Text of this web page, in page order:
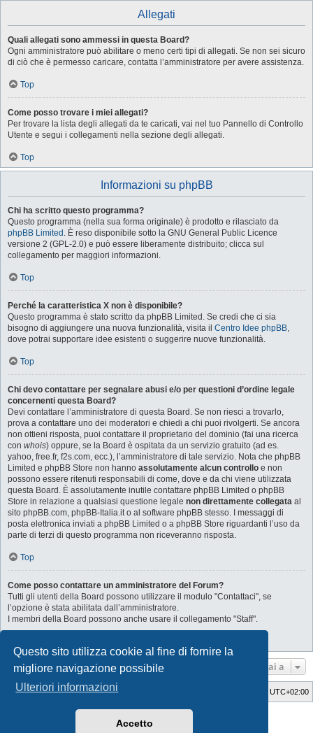
Questo sito utilizza cookie al fine di fornire la
migliore navigazione possibile
Ulteriori informazioni
Accetto
Allegati
Quali allegati sono ammessi in questa Board?
Ogni amministratore può abilitare o meno certi tipi di allegati. Se non sei sicuro
di ciò che è permesso caricare, contatta l’amministratore per avere assistenza.
Top
Come posso trovare i miei allegati?
Per trovare la lista degli allegati da te caricati, vai nel tuo Pannello di Controllo
Utente e segui i collegamenti nella sezione degli allegati.
Top
Informazioni su phpBB
Chi ha scritto questo programma?
Questo programma (nella sua forma originale) è prodotto e rilasciato da
phpBB Limited . È reso disponibile sotto la GNU General Public Licence
versione 2 (GPL-2.0) e può essere liberamente distribuito; clicca sul
collegamento per maggiori informazioni.
Top
Perché la caratteristica X non è disponibile?
Questo programma è stato scritto da phpBB Limited. Se credi che ci sia
bisogno di aggiungere una nuova funzionalità, visita il Centro Idee phpBB,
dove potrai supportare idee esistenti o suggerire nuove funzionalità.
Top
Chi devo contattare per segnalare abusi e/o per questioni d’ordine legale
concernenti questa Board?
Devi contattare l’amministratore di questa Board. Se non riesci a trovarlo,
prova a contattare uno dei moderatori e chiedi a chi puoi rivolgerti. Se ancora
non ottieni risposta, puoi contattare il proprietario del dominio (fai una ricerca
con whois) oppure, se la Board è ospitata da un servizio gratuito (ad es.
yahoo, free.fr, f2s.com, ecc.), l’amministratore di tale servizio. Nota che phpBB
Limited e phpBB Store non hanno assolutamente alcun controllo e non
possono essere ritenuti responsabili di come, dove e da chi viene utilizzata
questa Board. È assolutamente inutile contattare phpBB Limited o phpBB
Store in relazione a qualsiasi questione legale non direttamente collegata al
sito phpBB.com, phpBB-Italia.it o al software phpBB stesso. I messaggi di
posta elettronica inviati a phpBB Limited o a phpBB Store riguardanti l’uso da
parte di terzi di questo programma non riceveranno risposta.
Top
Come posso contattare un amministratore del Forum?
Tutti gli utenti della Board possono utilizzare il modulo "Contattaci", se
l’opzione è stata abilitata dall’amministratore.
I membri della Board possono anche usare il collegamento "Staff".
Vai a
Indice UTC+02:00
GTA game
phpBB® Forum Software © phpBB Limited